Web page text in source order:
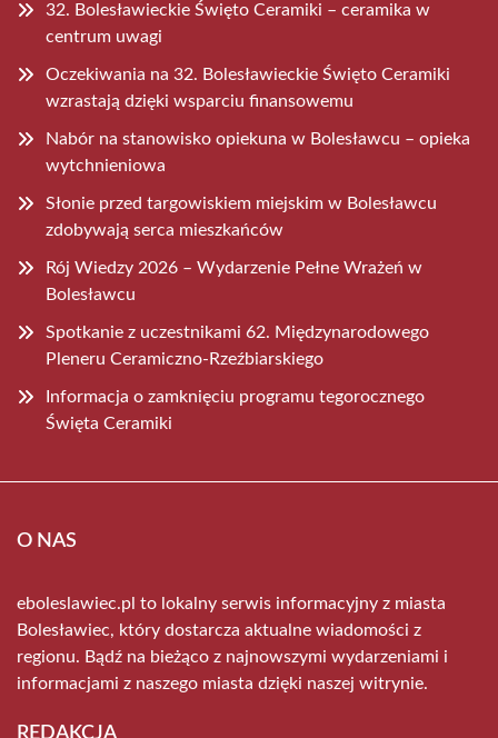
32. Bolesławieckie Święto Ceramiki – ceramika w
centrum uwagi
Oczekiwania na 32. Bolesławieckie Święto Ceramiki
wzrastają dzięki wsparciu finansowemu
Nabór na stanowisko opiekuna w Bolesławcu – opieka
wytchnieniowa
Słonie przed targowiskiem miejskim w Bolesławcu
zdobywają serca mieszkańców
Rój Wiedzy 2026 – Wydarzenie Pełne Wrażeń w
Bolesławcu
Spotkanie z uczestnikami 62. Międzynarodowego
Pleneru Ceramiczno-Rzeźbiarskiego
Informacja o zamknięciu programu tegorocznego
Święta Ceramiki
O NAS
eboleslawiec.pl to lokalny serwis informacyjny z miasta
Bolesławiec, który dostarcza aktualne wiadomości z
regionu. Bądź na bieżąco z najnowszymi wydarzeniami i
informacjami z naszego miasta dzięki naszej witrynie.
REDAKCJA